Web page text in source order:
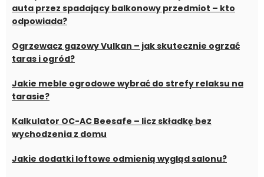
auta przez spadający balkonowy przedmiot – kto
odpowiada?
Ogrzewacz gazowy Vulkan – jak skutecznie ogrzać
taras i ogród?
Jakie meble ogrodowe wybrać do strefy relaksu na
tarasie?
Kalkulator OC-AC Beesafe – licz składkę bez
wychodzenia z domu
Jakie dodatki loftowe odmienią wygląd salonu?